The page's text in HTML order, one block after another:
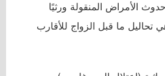
الأمراض المنقولة ورثيًا
تحاليل ما قبل الزواج للأقارب